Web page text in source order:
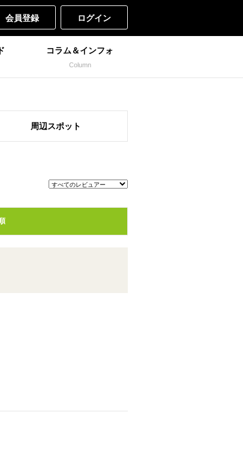
会員登録 ログイン
コラム＆インフォ
Column
周辺 スポット